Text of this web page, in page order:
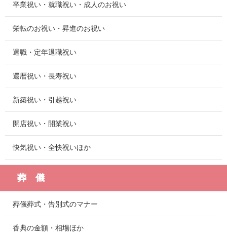
卒業祝い・就職祝い・成人のお祝い
栄転のお祝い・昇進のお祝い
退職・定年退職祝い
還暦祝い・長寿祝い
新築祝い・引越祝い
開店祝い・開業祝い
快気祝い・全快祝いほか
葬 儀
葬儀葬式・告別式のマナー
香典の金額・相場ほか